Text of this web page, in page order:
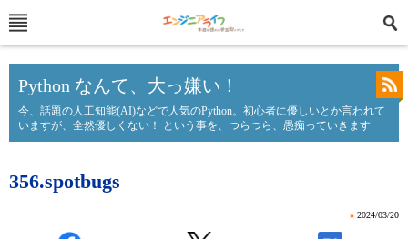
Python なんて、大っ嫌い！
今、話題の人工知能(AI)などで人気のPython。初心者に優しいとか言われて
いますが、全然優しくない！ という事を、つらつら、愚痴っていきます
356.spotbugs
» 2024/03/20